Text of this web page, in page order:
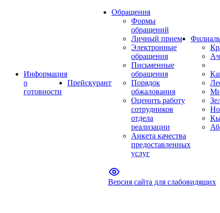
Информация
о
готовности
Прейскурант
Обращения
Формы
обращений
Личный прием
Электронные
обращения
Письменные
обращения
Порядок
обжалования
Оценить работу
сотрудников
отдела
реализации
Анкета качества
предоставленных
услуг
Версия сайта для слабовидящих